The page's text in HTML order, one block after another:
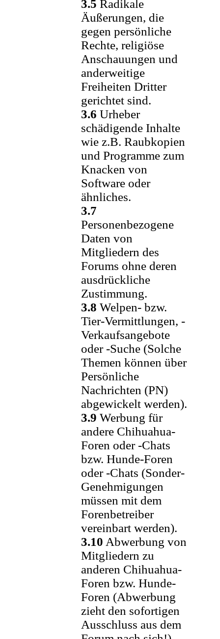
3.5 Radikale
Äußerungen, die
gegen persönliche
Rechte, religiöse
Anschauungen und
anderweitige
Freiheiten Dritter
gerichtet sind.
3.6 Urheber
schädigende Inhalte
wie z.B. Raubkopien
und Programme zum
Knacken von
Software oder
ähnliches.
3.7
Personenbezogene
Daten von
Mitgliedern des
Forums ohne deren
ausdrückliche
Zustimmung.
3.8 Welpen- bzw.
Tier-Vermittlungen, -
Verkaufsangebote
oder -Suche (Solche
Themen können über
Persönliche
Nachrichten (PN)
abgewickelt werden).
3.9 Werbung für
andere Chihuahua-
Foren oder -Chats
bzw. Hunde-Foren
oder -Chats (Sonder-
Genehmigungen
müssen mit dem
Forenbetreiber
vereinbart werden).
3.10 Abwerbung von
Mitgliedern zu
anderen Chihuahua-
Foren bzw. Hunde-
Foren (Abwerbung
zieht den sofortigen
Ausschluss aus dem